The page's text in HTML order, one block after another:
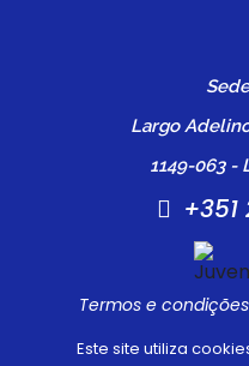
Largo
1149-063 -
+351
Termos e condições
Este site utiliza